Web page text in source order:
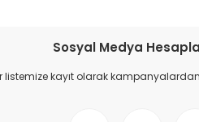
Sosyal Medya
listemize kayıt olarak